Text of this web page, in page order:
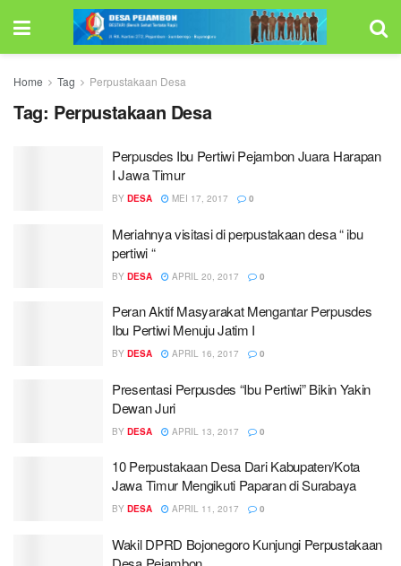
Home Tag Perpustakaan Desa
Tag: Perpustakaan Desa
Perpusdes Ibu Pertiwi Pejambon Juara Harapan
I Jawa Timur
BY DESA MEI 17, 2017 0
Meriahnya visitasi di perpustakaan desa “ ibu
pertiwi “
BY DESA APRIL 20, 2017 0
Peran Aktif Masyarakat Mengantar Perpusdes
Ibu Pertiwi Menuju Jatim I
BY DESA APRIL 16, 2017 0
Presentasi Perpusdes “Ibu Pertiwi” Bikin Yakin
Dewan Juri
BY DESA APRIL 13, 2017 0
10 Perpustakaan Desa Dari Kabupaten/Kota
Jawa Timur Mengikuti Paparan di Surabaya
BY DESA APRIL 11, 2017 0
Wakil DPRD Bojonegoro Kunjungi Perpustakaan